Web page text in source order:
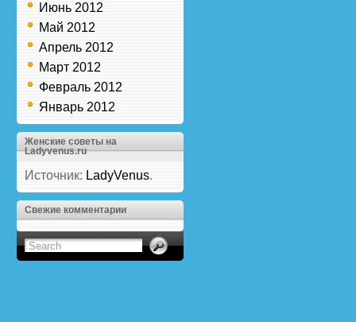
Июнь 2012
Май 2012
Апрель 2012
Март 2012
Февраль 2012
Январь 2012
Женские советы на
Ladyvenus.ru
Источник: LadyVenus.
Свежие комментарии